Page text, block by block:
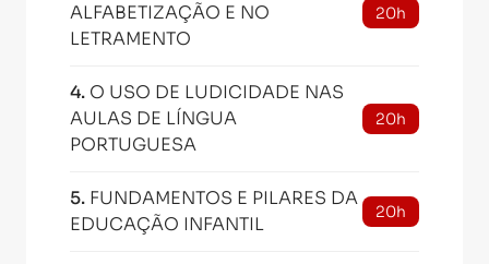
ALFABETIZAÇÃO E NO
LETRAMENTO
20h
4. O USO DE LUDICIDADE NAS
AULAS DE LÍNGUA
PORTUGUESA
20h
5. FUNDAMENTOS E PILARES DA
EDUCAÇÃO INFANTIL
20h